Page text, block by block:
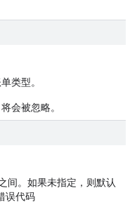
类型。
会被忽略。
间。如果未指定，则默认
误代码